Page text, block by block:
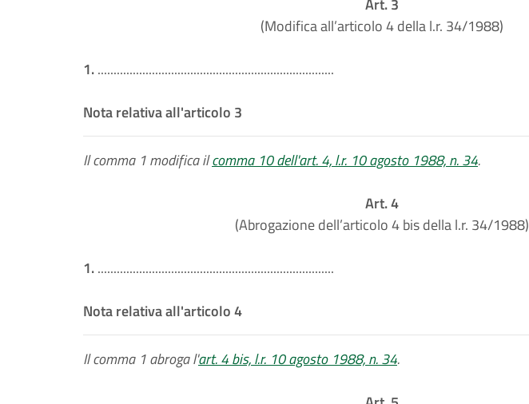
Art. 3
(Modifica all’articolo 4 della l.r. 34/1988)
1...........................................................................
Nota relativa all'articolo 3
Il comma 1 modifica ilcomma 10 dell'art. 4, l.r. 10 agosto 1988, n. 34.
Art. 4
(Abrogazione dell’articolo 4 bis della l.r. 34/1988)
1...........................................................................
Nota relativa all'articolo 4
Il comma 1 abroga l'art. 4 bis, l.r. 10 agosto 1988, n. 34.